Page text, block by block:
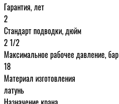
Гарантия, лет
2
Стандарт подводки, дюйм
2 1/2
Максимальное рабочее давление, бар
18
Материал изготовления
латунь